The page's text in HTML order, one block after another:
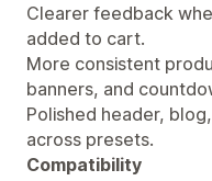
Clearer feedback
added to cart.
More consistent
banners, and
Polished header,
across presets.
Compatibility